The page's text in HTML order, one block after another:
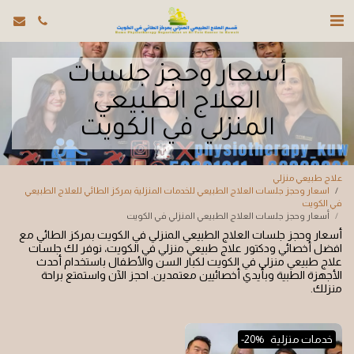
أسعار وحجز جلسات
العلاج الطبيعي
المنزلي في الكويت
علاج طبيعي منزلي
اسعار وحجز جلسات العلاج الطبيعي للخدمات المنزلية بمركز الطائي للعلاج الطبيعي
في الكويت
أسعار وحجز جلسات العلاج الطبيعي المنزلي في الكويت
أسعار وحجز جلسات العلاج الطبيعي المنزلي في الكويت بمركز الطائي مع
افضل أخصائي ودكتور علاج طبيعي منزلي في الكويت، نوفر لك جلسات
علاج طبيعي منزلي في الكويت لكبار السن والأطفال باستخدام أحدث
الأجهزة الطبية وبأيدي أخصائيين معتمدين. احجز الآن واستمتع براحة
منزلك.
خدمات منزلية -20%